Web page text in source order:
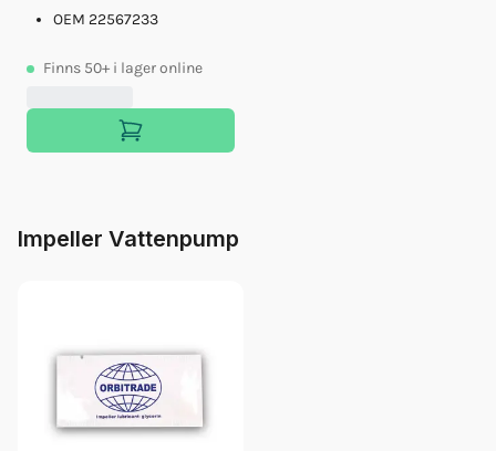
OEM 22567233
Finns 50+ i lager online
Impeller Vattenpump